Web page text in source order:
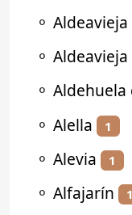
⚬ Aldeavieja
⚬
⚬ Aldehuela
⚬ Alella 1
⚬ Alevia 1
⚬ Alfajarín 1